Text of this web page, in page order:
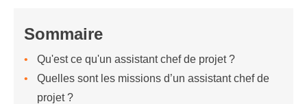
Sommaire
Qu'est ce qu'un assistant chef de projet ?
Quelles sont les missions d’un assistant chef de
projet ?